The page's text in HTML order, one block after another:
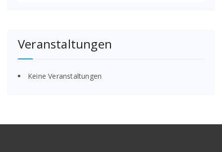
Veranstaltungen
Keine Veranstaltungen